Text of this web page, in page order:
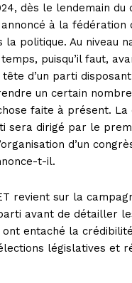
dès le lendemain du
annoncé à la fédération
la politique. Au niveau
puisqu’il faut,
d’un parti
un certain
faite à présent. La
sera dirigé par le
d’un
t-il.
revient sur la
avant de détailler
ont entaché la
législatives et